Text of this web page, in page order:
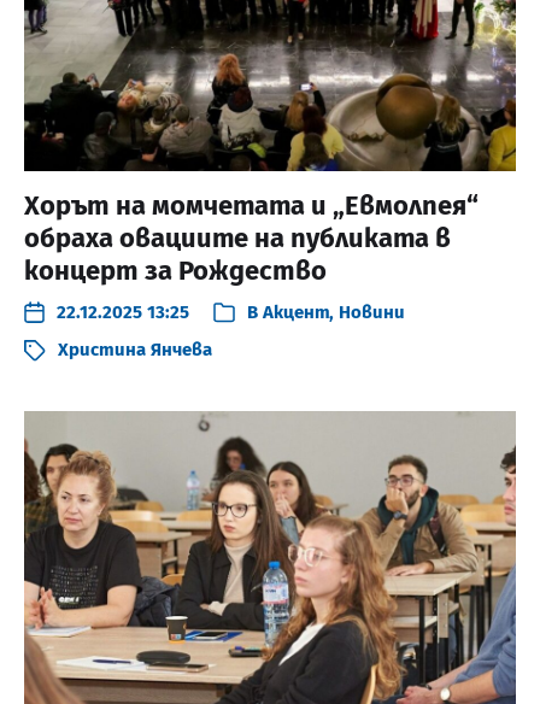
Хорът на момчетата и „Евмолпея“
обраха овациите на публиката в
концерт за Рождество
22.12.2025 13:25 В Акцент, Новини
Христина Янчева